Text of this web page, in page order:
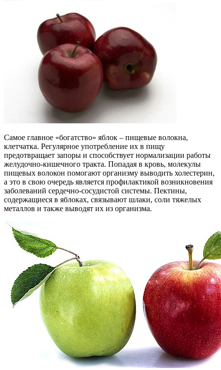
Самое главное «богатство» яблок – пищевые волокна,
клетчатка. Регулярное употребление их в пищу
предотвращает запоры и способствует нормализации работы
желудочно-кишечного тракта. Попадая в кровь, молекулы
пищевых волокон помогают организму выводить холестерин,
а это в свою очередь является профилактикой возникновения
заболеваний сердечно-сосудистой системы. Пектины,
содержащиеся в яблоках, связывают шлаки, соли тяжелых
металлов и также выводят их из организма.